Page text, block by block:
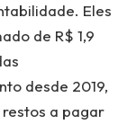
Eles
de R$ 1,9
desde 2019,
restos a pagar